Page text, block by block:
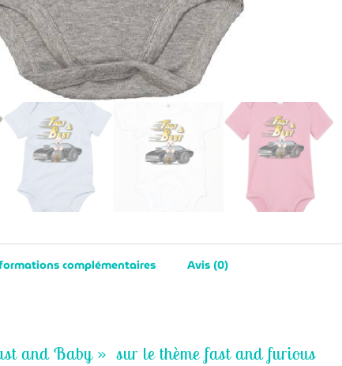
complémentaires Avis (0)
and Baby » sur le thème fast and furious